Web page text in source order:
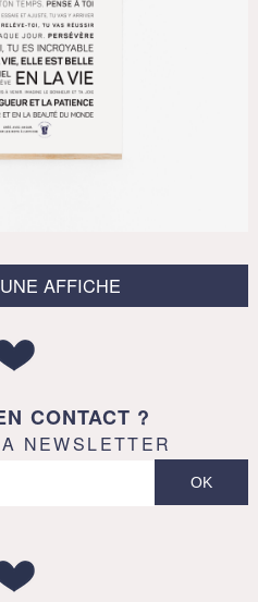
AFFICHE
CONTACT ?
NEWSLETTER